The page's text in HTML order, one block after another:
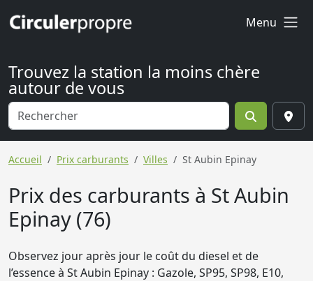
Menu
Trouvez la station la moins chère
autour de vous
Accueil Prix carburants Villes St Aubin Epinay
Prix des carburants à St Aubin
Epinay (76)
Observez jour après jour le coût du diesel et de
l’essence à St Aubin Epinay : Gazole, SP95, SP98, E10,